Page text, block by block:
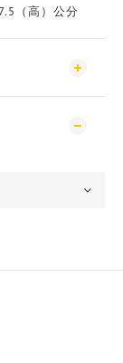
（高）公分